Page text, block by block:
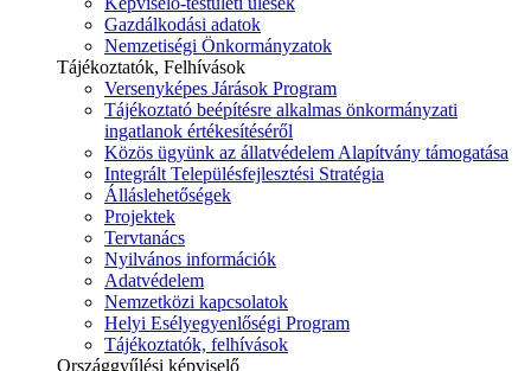
Gazdálkodási adatok
Nemzetiségi Önkormányzatok
Tájékoztatók, Felhívások
Versenyképes Járások Program
Tájékoztató beépítésre alkalmas önkormányzati
ingatlanok értékesítéséről
Közös ügyünk az állatvédelem Alapítvány támogatása
Integrált Településfejlesztési Stratégia
Álláslehetőségek
Projektek
Tervtanács
Nyilvános információk
Adatvédelem
Nemzetközi kapcsolatok
Helyi Esélyegyenlőségi Program
Tájékoztatók, felhívások
Országgyűlési képviselő